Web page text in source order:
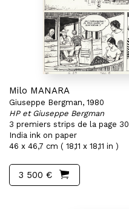
Milo MANARA
Giuseppe Bergman, 1980
HP et Giuseppe Bergman
3 premiers strips de la page 30
India ink on paper
46 x 46,7 cm ( 18,11 x 18,11 in )
3 500 €